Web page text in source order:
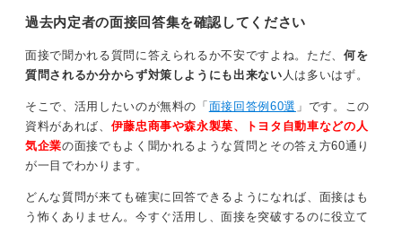
伝えなくてOK
まだはっきりとやりたいことが見えていない場合は、無
理に具体的な職務名を出す必要はありません。
「自分の強みを活かして、まずは○○の領域で価値を出し
たい」「情報収集や現場理解を深め、ゆくゆくは△△に
挑戦したい」という成長段階の描き方も立派な回答で
す。自分の言葉で、少しずつ輪郭を描いていきましょ
ャリアコンサルタントが解説しま
過去内定者の面接回答集を確認してください
面接で聞かれる質問に答えられるか不安ですよね。ただ、 何を
質問されるか分からず対策しようにも出来ない 人は多いはず。
そこで、活用したいのが無料の「 面接回答例60選 」です。この
資料があれば、 伊藤忠商事や森永製菓、トヨタ自動車などの人
気企業の面接でもよく聞かれるような質問とその答え方60通り
が一目でわかります。
どんな質問が来ても確実に回答できるようになれば、面接はも
う怖くありません。今すぐ活用し、面接を突破するのに役立て